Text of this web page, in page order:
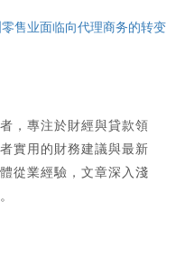
售业面临向代理商务的转变
，專注於財經與貸款領
實用的財務建議與最新
從業經驗，文章深入淺